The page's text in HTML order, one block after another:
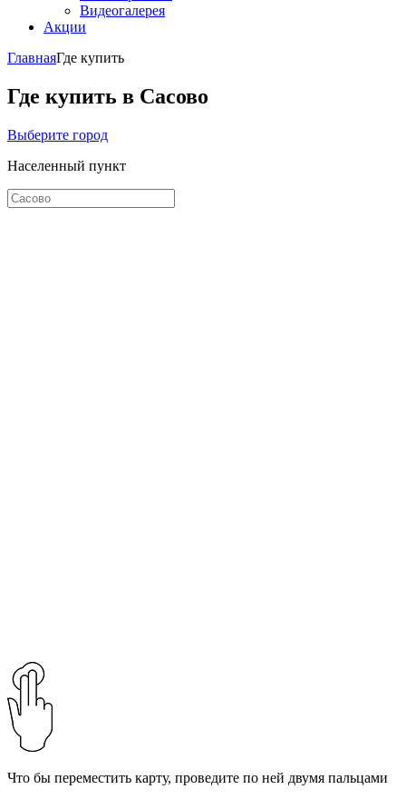
Видеогалерея
Акции
ГлавнаяГде купить
Где купить в Сасово
Выберите город
Населенный пункт
Что бы переместить карту, проведите по ней двумя пальцами